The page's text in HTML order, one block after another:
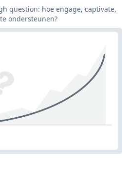
question: hoe engage, captivate,
ondersteunen?